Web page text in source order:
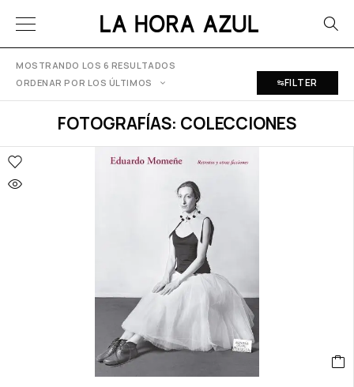
MOSTRANDO LOS 6 RESULTADOS
ORDENAR POR LOS ÚLTIMOS
FILTER
FOTOGRAFÍAS: COLECCIONES